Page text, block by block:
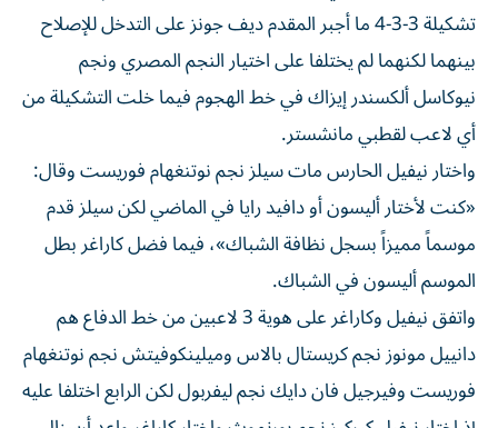
تشكيلة 3-3-4 ما أجبر المقدم ديف جونز على التدخل للإصلاح
بينهما لكنهما لم يختلفا على اختيار النجم المصري ونجم
نيوكاسل ألكسندر إيزاك في خط الهجوم فيما خلت التشكيلة من
أي لاعب لقطبي مانشستر.
واختار نيفيل الحارس مات سيلز نجم نوتنغهام فوريست وقال:
«كنت لأختار أليسون أو دافيد رايا في الماضي لكن سيلز قدم
موسماً مميزاً بسجل نظافة الشباك»، فيما فضل كاراغر بطل
الموسم أليسون في الشباك.
واتفق نيفيل وكاراغر على هوية 3 لاعبين من خط الدفاع هم
دانييل مونوز نجم كريستال بالاس وميلينكوفيتش نجم نوتنغهام
فوريست وفيرجيل فان دايك نجم ليفربول لكن الرابع اختلفا عليه